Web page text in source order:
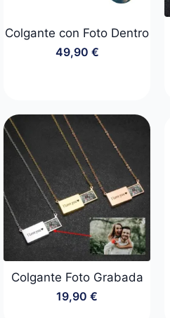
Colgante con Foto Dentro
49,90 €
Colgante Foto Grabada
19,90 €